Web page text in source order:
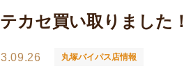
カセ買い取りました！
丸塚バイパス店情報